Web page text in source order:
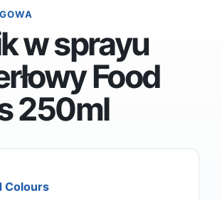
w sprayu
Food
250ml
Colours